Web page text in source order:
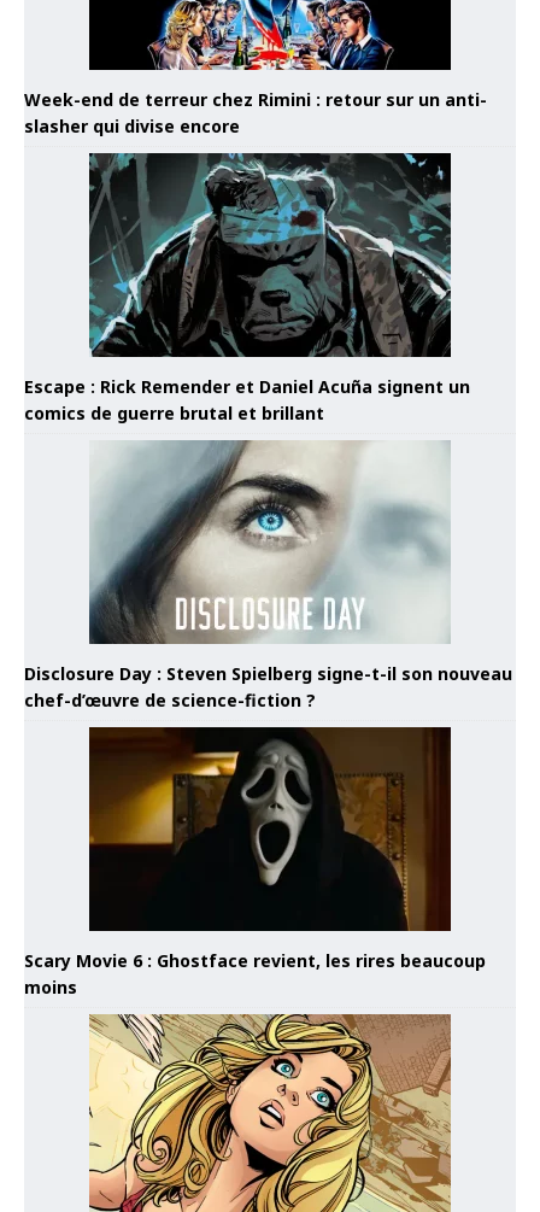
Week-end de terreur chez Rimini : retour sur un anti-
slasher qui divise encore
Escape : Rick Remender et Daniel Acuña signent un
comics de guerre brutal et brillant
Disclosure Day : Steven Spielberg signe-t-il son nouveau
chef-d’œuvre de science-fiction ?
Scary Movie 6 : Ghostface revient, les rires beaucoup
moins